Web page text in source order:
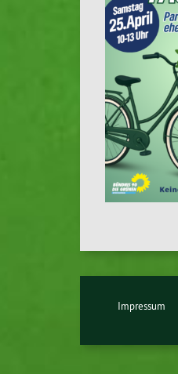
Impressum